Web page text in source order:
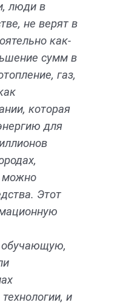
люди в
не верят в
как-
сумм в
газ,
которая
для
можно
Этот
и